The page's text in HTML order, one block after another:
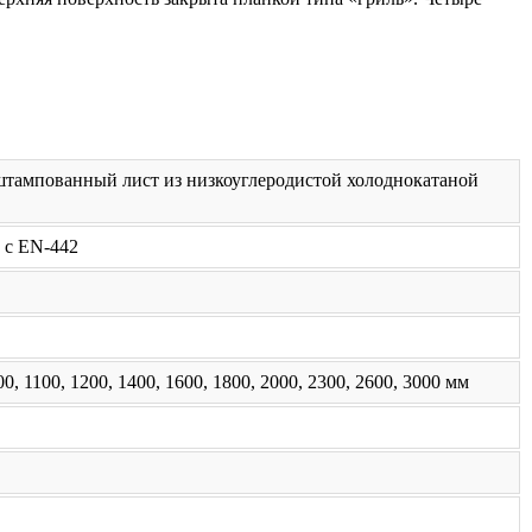
лист из низкоуглеродистой холоднокатаной
с EN-442
1100, 1200, 1400, 1600, 1800, 2000, 2300, 2600, 3000 мм